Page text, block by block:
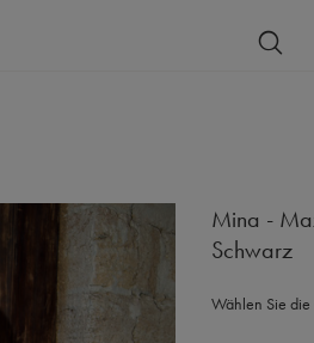
Mina -
Schwarz
Wählen Sie